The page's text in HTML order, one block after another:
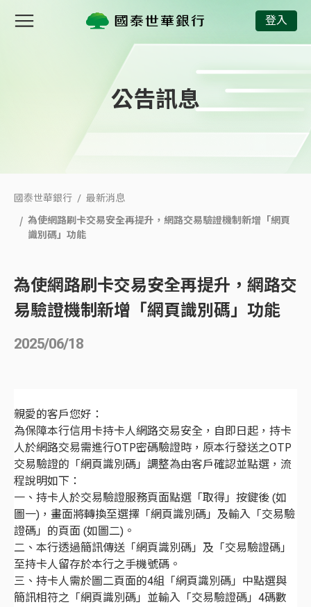
為使網路刷卡交易安全再提升，網路交易驗證機制新增「網頁
登入
公告訊息
國泰世華銀行 最新消息
為使網路刷卡交易安全再提升，網路交易驗證機制新增「網頁
識別碼」功能
為使網路刷卡交易安全再提升，網路交
易驗證機制新增「網頁識別碼」功能
2025/06/18
親愛的客戶您好：
為保障本行信用卡持卡人網路交易安全，自即日起，持卡
人於網路交易需進行OTP密碼驗證時，原本行發送之OTP
交易驗證的「網頁識別碼」調整為由客戶確認並點選，流
程說明如下：
一、持卡人於交易驗證服務頁面點選「取得」按鍵後 (如
圖一)，畫面將轉換至選擇「網頁識別碼」及輸入「交易驗
證碼」的頁面 (如圖二)。
二、本行透過簡訊傳送「網頁識別碼」及「交易驗證碼」
至持卡人留存於本行之手機號碼。
三、持卡人需於圖二頁面的4組「網頁識別碼」中點選與
簡訊相符之「網頁識別碼」並輸入「交易驗證碼」4碼數